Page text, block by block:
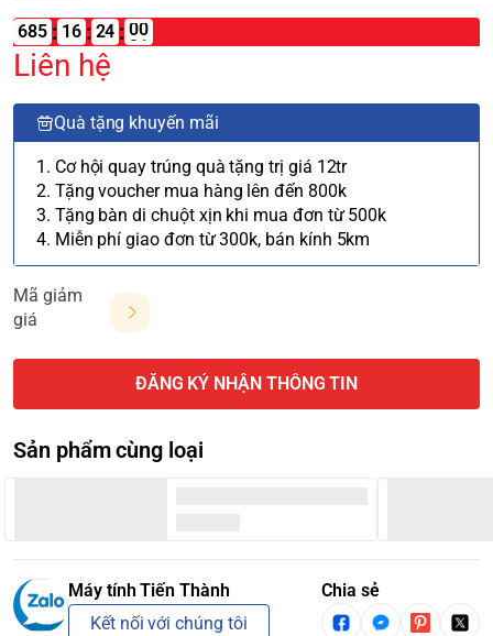
685 : 16 : :
Liên hệ
Quà tặng khuyến mãi
1. Cơ hội quay trúng quà tặng trị giá 12tr
2. Tặng voucher mua hàng lên đến 800k
3. Tặng bàn di chuột xịn khi mua đơn từ 500k
4. Miễn phí giao đơn từ 300k, bán kính 5km
Mã giảm
giá
ĐĂNG KÝ NHẬN THÔNG TIN
Sản phẩm cùng loại
Máy tính Tiến Thành
Kết nối với chúng tôi
Chia sẻ